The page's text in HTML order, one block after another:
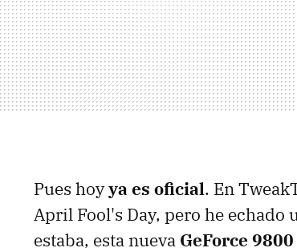
Pues hoyya es oficial. En
April Fool's Day, pero he echado
estaba, esta nueva GeForce